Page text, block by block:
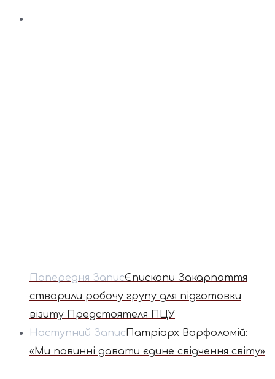
Попередня ЗаписЄпископи Закарпаття
створили робочу групу для підготовки
візиту Предстоятеля ПЦУ
Наступний ЗаписПатріарх Варфоломій:
«Ми повинні давати єдине свідчення світу»